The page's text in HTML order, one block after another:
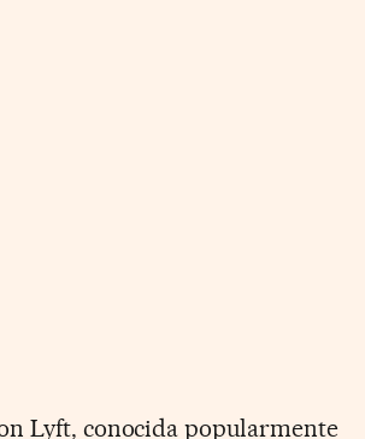
Lyft, conocida popularmente